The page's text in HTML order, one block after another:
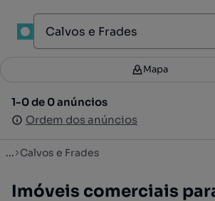
Filtros 2
1-0 de 0 anúncios
Ordem dos anúncios
Mapa
1-0 de 0 anúncios
Ordem dos anúncios
... Calvos e Frades
Imóveis comerciais